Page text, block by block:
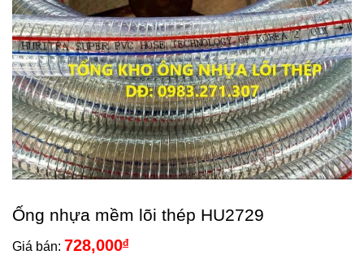
Ống nhựa mềm lõi thép HU2729
Giá bán: 728,000đ